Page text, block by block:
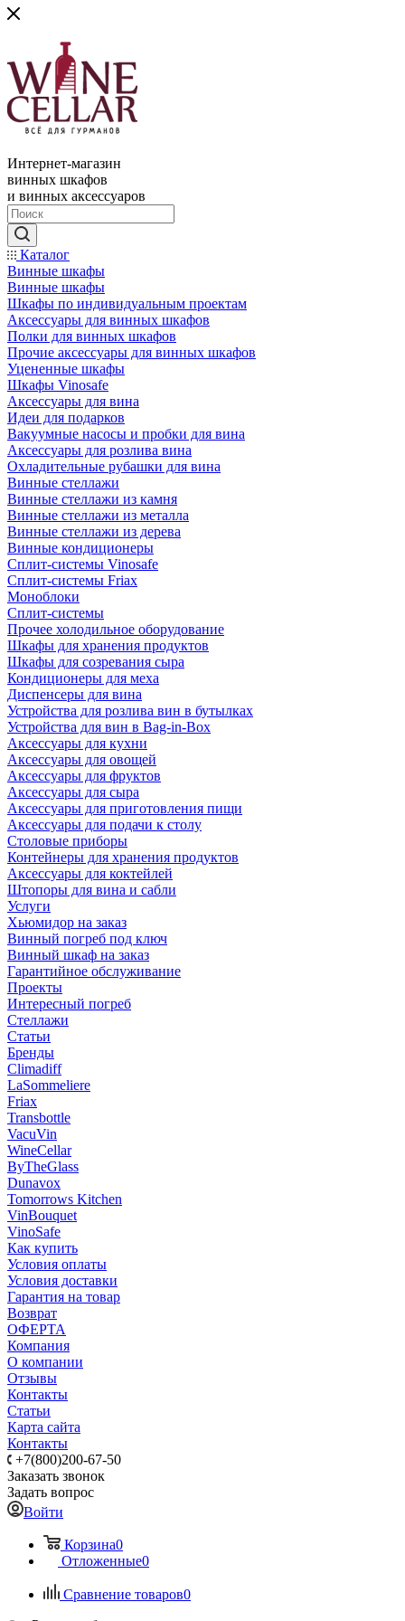
Интернет-магазин
винных шкафов
и винных аксессуаров
Каталог
Винные шкафы
Винные шкафы
Шкафы по индивидуальным проектам
Аксессуары для винных шкафов
Полки для винных шкафов
Прочие аксессуары для винных шкафов
Уцененные шкафы
Шкафы Vinosafe
Аксессуары для вина
Идеи для подарков
Вакуумные насосы и пробки для вина
Аксессуары для розлива вина
Охладительные рубашки для вина
Винные стеллажи
Винные стеллажи из камня
Винные стеллажи из металла
Винные стеллажи из дерева
Винные кондиционеры
Сплит-системы Vinosafe
Сплит-системы Friax
Моноблоки
Сплит-системы
Прочее холодильное оборудование
Шкафы для хранения продуктов
Шкафы для созревания сыра
Кондиционеры для меха
Диспенсеры для вина
Устройства для розлива вин в бутылках
Устройства для вин в Bag-in-Box
Аксессуары для кухни
Аксессуары для овощей
Аксессуары для фруктов
Аксессуары для сыра
Аксессуары для приготовления пищи
Аксессуары для подачи к столу
Столовые приборы
Контейнеры для хранения продуктов
Аксессуары для коктейлей
Штопоры для вина и сабли
Услуги
Хьюмидор на заказ
Винный погреб под ключ
Винный шкаф на заказ
Гарантийное обслуживание
Проекты
Интересный погреб
Стеллажи
Статьи
Бренды
Climadiff
LaSommeliere
Friax
Transbottle
VacuVin
WineCellar
ByTheGlass
Dunavox
Tomorrows Kitchen
VinBouquet
VinoSafe
Как купить
Условия оплаты
Условия доставки
Гарантия на товар
Возврат
ОФЕРТА
Компания
О компании
Отзывы
Контакты
Статьи
Карта сайта
Контакты
+7(800)200-67-50
Заказать звонок
Задать вопрос
Войти
Корзина0
Отложенные0
Сравнение товаров0